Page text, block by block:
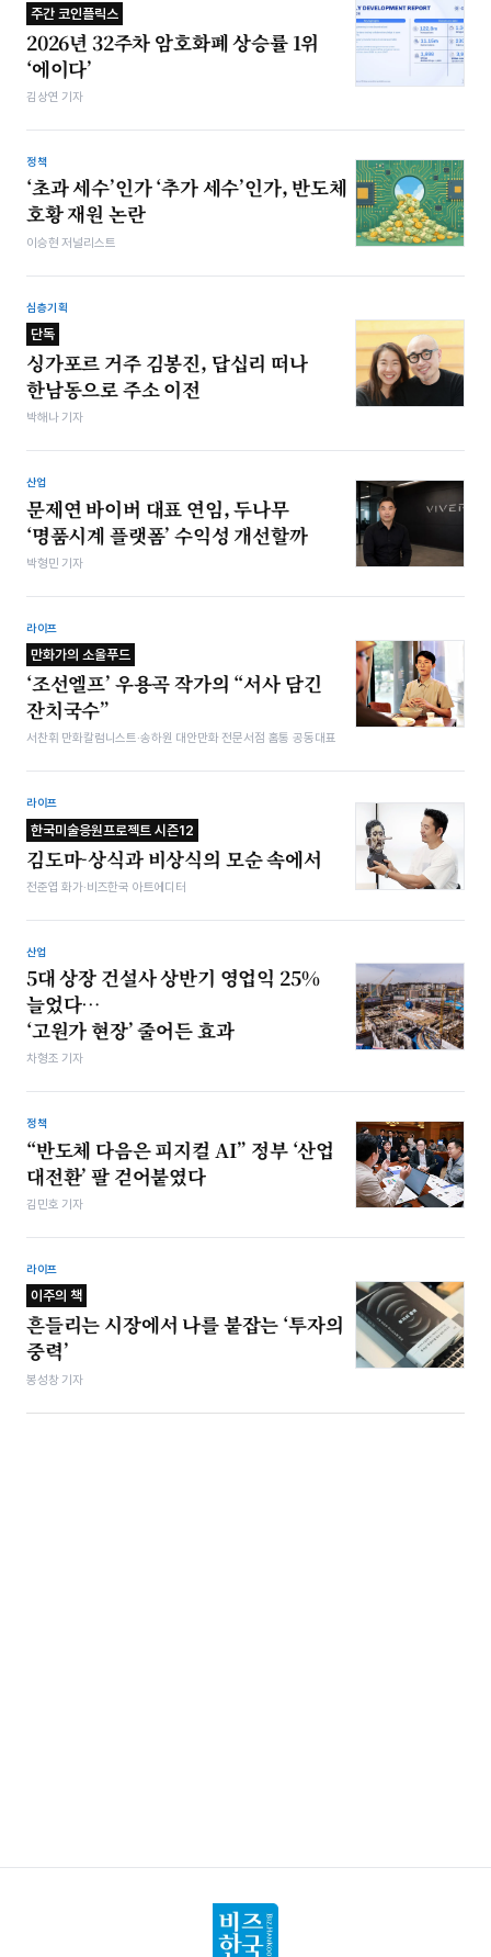
주간 코인플릭스
2026년 32주차 암호화폐 상승률 1위
‘에이다’
김상연 기자
정책
‘초과 세수’인가 ‘추가 세수’인가, 반도체
호황 재원 논란
이승현 저널리스트
심층기획
단독
싱가포르 거주 김봉진, 답십리 떠나
한남동으로 주소 이전
박해나 기자
산업
문제연 바이버 대표 연임, 두나무
‘명품시계 플랫폼’ 수익성 개선할까
박형민 기자
라이프
만화가의 소울푸드
‘조선엘프’ 우용곡 작가의 “서사 담긴
잔치국수”
서찬휘 만화칼럼니스트·송하원 대안만화 전문서점 홈통 공동대표
라이프
한국미술응원프로젝트 시즌12
김도마-상식과 비상식의 모순 속에서
전준엽 화가·비즈한국 아트에디터
산업
5대 상장 건설사 상반기 영업익 25%
늘었다…
‘고원가 현장’ 줄어든 효과
차형조 기자
정책
“반도체 다음은 피지컬 AI” 정부 ‘산업
대전환’ 팔 걷어붙였다
김민호 기자
라이프
이주의 책
흔들리는 시장에서 나를 붙잡는 ‘투자의
중력’
봉성창 기자